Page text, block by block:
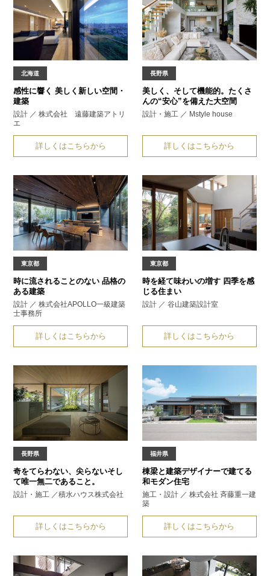
北海道
感性に響く美しく新しい空間・
建築
設計 ／ 株式会社 遠藤建築アトリ
エ
詳しくはこちらから
長野県
美しく、そして機能的。たくさ
んの“安心”を備えた大空間
設計・施工 ／ Mstyle house
詳しくはこちらから
東京都
時に流されることのない品格の
ある建築
設計 ／ 株式会社APOLLO一級建築
士事務所
詳しくはこちらから
東京都
時を経て味わいの増す 四季を感
じる住まい
設計 ／ 谷山建築設計室
詳しくはこちらから
長野県
奇をてらわない、尖らないそし
て唯一無二であること。
設計・施工 ／積水ハウス株式会社
詳しくはこちらから
福井県
棟梁と建築デザイナーで建てる
和モダン住宅
施工・設計 ／ 株式会社 斉藤重一建
築
詳しくはこちらから